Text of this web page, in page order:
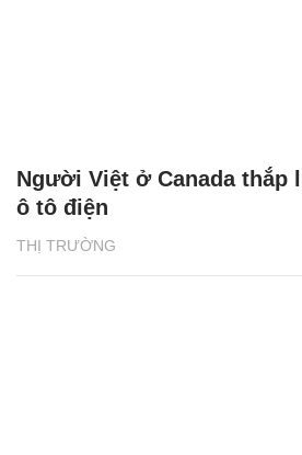
THỊ TRƯỜNG
Người Việt ở Canada thắp
ô tô điện